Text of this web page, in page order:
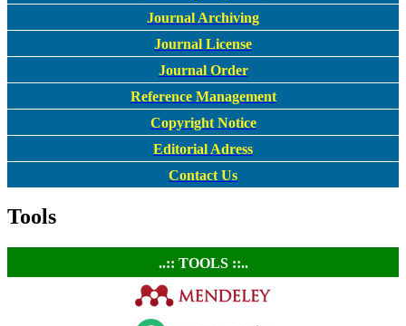
Journal Archiving
Journal License
Journal Order
Reference Management
Copyright Notice
Editorial Adress
Contact Us
Tools
..:: TOOLS ::..